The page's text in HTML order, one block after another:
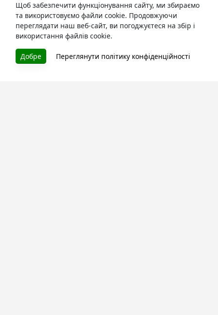
Щоб забезпечити функціонування сайту, ми збираємо
та використовуємо файли cookie. Продовжуючи
переглядати наш веб-сайт, ви погоджуєтеся на збір і
використання файлів cookie.
Добре Переглянути політику конфіденційності